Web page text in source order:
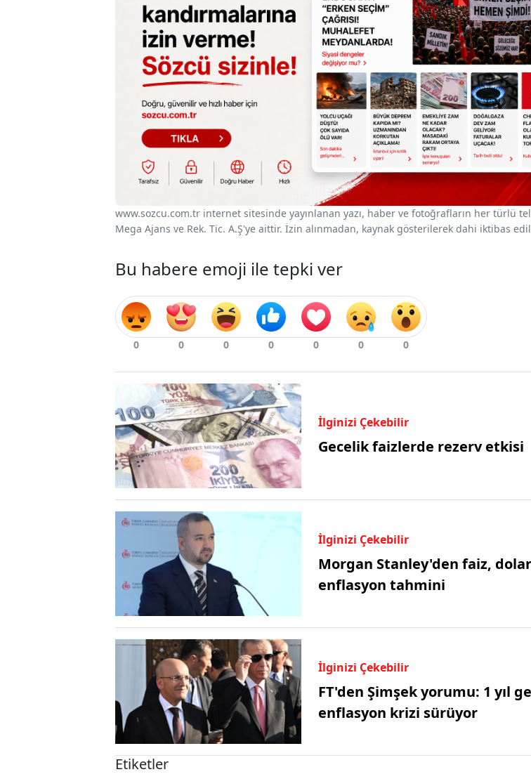
www.sozcu.com.tr internet sitesinde yayınlanan yazı, haber ve fotoğrafların her türlü
Mega Ajans ve Rek. Tic. A.Ş'ye aittir. İzin alınmadan, kaynak gösterilerek dahi iktibas
Bu habere emoji ile tepki ver
İlginizi Çekebilir
Gecelik faizlerde rezerv etkisi
İlginizi Çekebilir
Morgan Stanley'den faiz,
enflasyon tahmini
İlginizi Çekebilir
FT'den Şimşek yorumu: 1 yıl
enflasyon krizi sürüyor
Etiketler